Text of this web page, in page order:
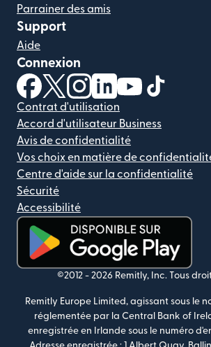
Parrainer des amis
Support
Aide
Connexion
(s'ouvre dans une nouvelle fenêtre)
(s'ouvre dans une nouvelle
(s'ouvre dans une
(s'ouvre dans une
(s'ouvre
Contrat d'utilisation
Accord d'utilisateur Business
Avis de confidentialité
Vos choix en matière de
Centre d'aide sur la confidentialité
Sécurité
Accessibilité
(s'ouvre dans une nouvelle fenêtre)
©2012 - 2026 Remitly, Inc. Tous
Remitly Europe Limited, agissant sous le
réglementée par la Central Bank of
enregistrée en Irlande sous le numéro